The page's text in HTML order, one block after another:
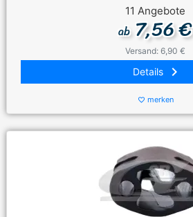
11 Angebote
ab7,56 €
Versand: 6,90 €
Details keyboard_arrow_right
favorite_border merken